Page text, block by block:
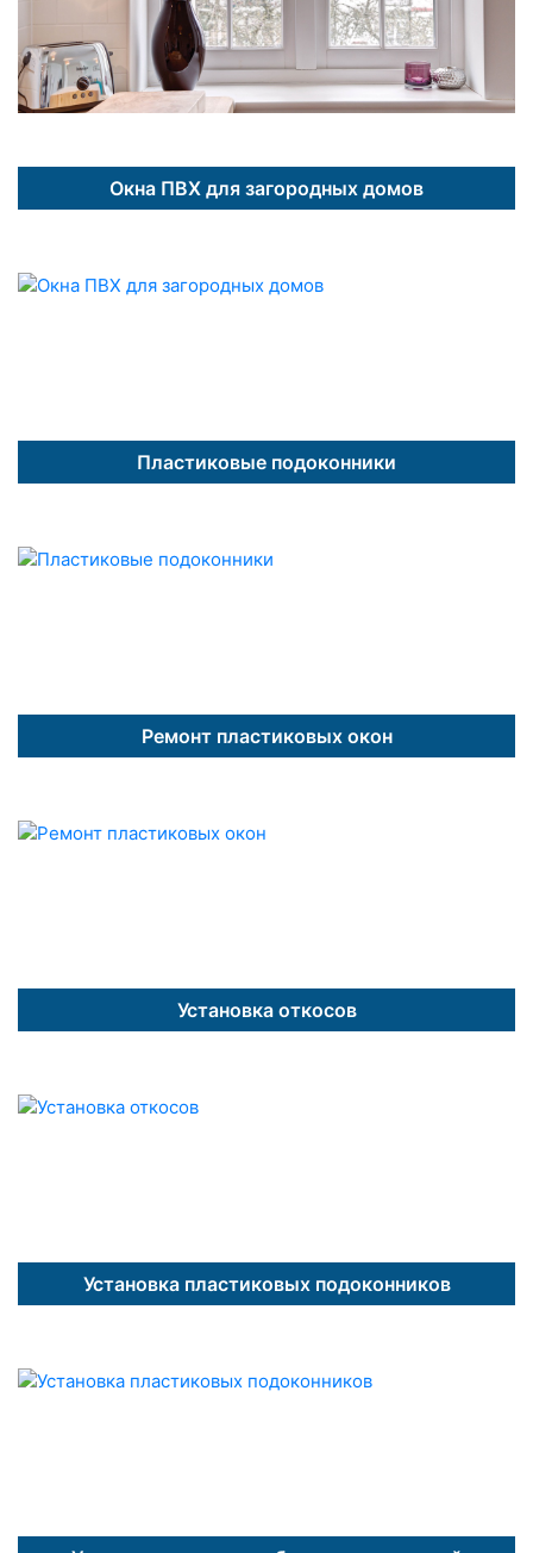
Окна ПВХ для загородных домов
Пластиковые подоконники
Ремонт пластиковых окон
Установка откосов
Установка пластиковых подоконников